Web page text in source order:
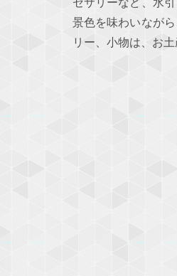
景色を味わいなが
リー、小物は、お